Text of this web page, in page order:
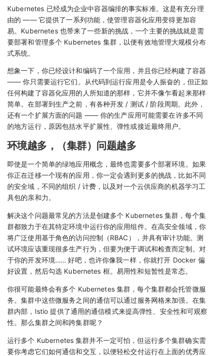
Kubernetes 已经成为企业中容器编排的事实标准。这是有充分理
由的 —— 它提供了一系列功能，使管理容器化应用变得更加容
易。Kubernetes 也带来了一些新的挑战，一个主要的挑战就是需
要部署和管理多个 Kubernetes 集群，以便有效地管理大规模分布
式系统。
想象一下，你已经设计和编码了一个应用，并且你已经构建了容器
—— 你只需要运行它们。从代码到运行应用是令人振奋的，但正如
任何构建了容器化应用的人所知道的那样，它并不像乍看起来那样
简单。在部署到生产之前，有各种开发 / 测试 / 阶段周期。此外，
还有一个扩展方面的问题 —— 你的生产应用可能需要在许多不同
的地方运行，原因包括水平扩展性、弹性或接近最终用户。
环境越多，（集群）问题越多
即使是一个简单的绿地应用概念，最终也需要多个部署环境。如果
你正在迁移一个现有的应用，你一定会遇到更多的挑战，比如不同
的安全域，不同的组织 / 计费，以及对一个云供应商的机器学习工
具包的亲和力。
解决这个问题最常见的方法是创建多个 Kubernetes 集群，每个集
群都致力于在其特定环境中运行你的应用组件。在高安全领域，你
将广泛使用基于角色的访问控制（RBAC），并具有审计功能。测
试环境应该重现很多生产行为，但要为便于调试和检查而定制。对
于你的开发环境…… 好吧，也许你像我一样，你就打开 Docker 偏
好设置，然后勾选 Kubernetes 框。易用性和短暂性是常态。
你很可能最终会有多个 Kubernetes 集群，每个集群都会托管微服
务。集群中这些微服务之间的通信可以通过服务网格来加强。在集
群内部，Istio 提供了通用的通信模式来提高弹性、安全性和可观察
性。那么集群之间和跨集群呢？
运行多个 Kubernetes 集群并不一定可怕，但运行多个集群确实需
要你考虑它们如何通信和交互，以便轻松交付运行在上面的优秀应